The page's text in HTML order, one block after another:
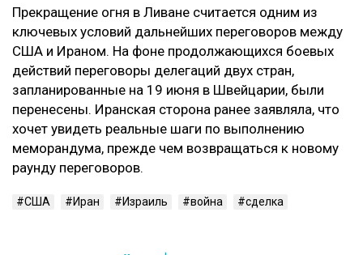
Прекращение огня в Ливане считается одним из
ключевых условий дальнейших переговоров между
США и Ираном. На фоне продолжающихся боевых
действий переговоры делегаций двух стран,
запланированные на 19 июня в Швейцарии, были
перенесены. Иранская сторона ранее заявляла, что
хочет увидеть реальные шаги по выполнению
меморандума, прежде чем возвращаться к новому
раунду переговоров.
США Иран Израиль война сделка